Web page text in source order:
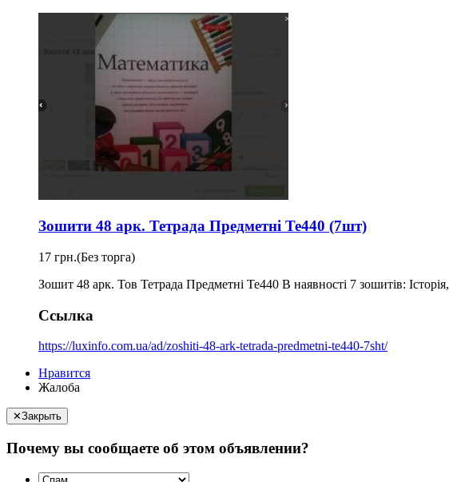
Зошити 48 арк. Тетрада Предметні Те440 (7шт)
17 грн.(Без торга)
Зошит 48 арк. Тов Тетрада Предметні Те440 В наявності 7 зошитів:
Ссылка
https://luxinfo.com.ua/ad/zoshiti-48-ark-tetrada-predmetni-te440-7sht/
Нравится
Жалоба
✕Закрыть
Почему вы сообщаете об этом объявлении?